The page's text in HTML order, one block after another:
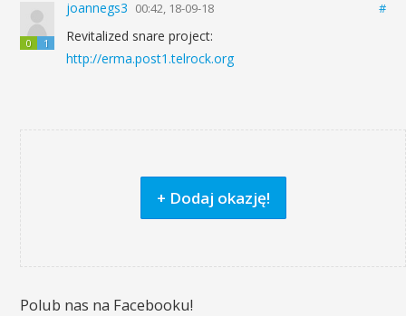
0 1
joannegs3 00:42, 18-09-18 #
Revitalized snare project:
http://erma.post1.telrock.org
+ Dodaj okazję!
Polub nas na Facebooku!